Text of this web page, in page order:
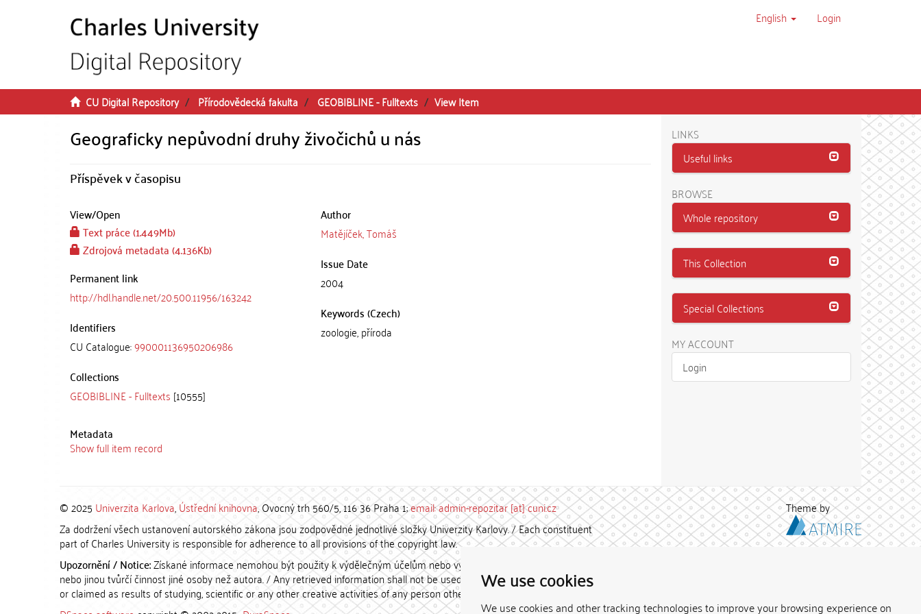
We use cookies
We use cookies and other tracking technologies to improve your browsing experience on
English Login
CU Digital Repository Přírodovědecká fakulta GEOBIBLINE - Fulltexts View Item
Geograficky nepůvodní druhy živočichů u nás
Příspěvek v časopisu
View/Open
Text práce (1.449Mb)
Zdrojová metadata (4.136Kb)
Permanent link
http://hdl.handle.net/20.500.11956/163242
Identifiers
CU Catalogue:990001136950206986
Collections
GEOBIBLINE - Fulltexts [10555]
Author
Matějíček, Tomáš
Issue Date
2004
Keywords (Czech)
zoologie, příroda
Metadata
Show full item record
LINKS
Useful links
BROWSE
Whole repository
This Collection
Special Collections
MY ACCOUNT
Login
© 2025 Univerzita Karlova,Ústřední knihovna, Ovocný trh 560/5, 116 36 Praha 1;email: admin-repozitar [at] cuni.cz
Za dodržení všech ustanovení autorského zákona jsou zodpovědné jednotlivé složky Univerzity Karlovy. / Each constituent
part of Charles University is responsible for adherence to all provisions of the copyright law.
Upozornění / Notice:Získané informace nemohou být použity k výdělečným účelům nebo vydávány za studijní, vědeckou
nebo jinou tvůrčí činnost jiné osoby než autora. / Any retrieved information shall not be used for any commercial purposes
or claimed as results of studying, scientific or any other creative activities of any person other than the author.
Theme by